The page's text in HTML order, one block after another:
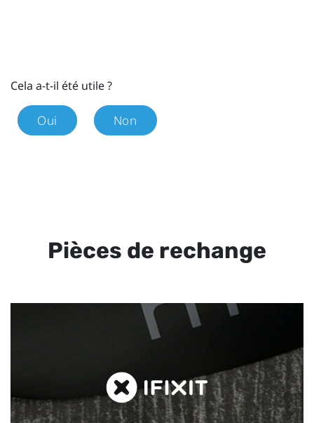
Cela a-t-il été utile ?
Oui Non
Pièces de rechange